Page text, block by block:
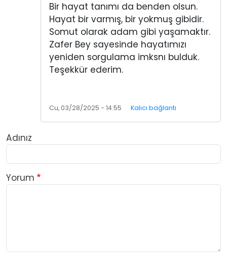
Bir hayat tanımı da benden olsun.
Hayat bir varmış, bir yokmuş gibidir.
Somut olarak adam gibi yaşamaktır.
Zafer Bey sayesinde hayatımızı
yeniden sorgulama imksnı bulduk.
Teşekkür ederim.
Cu, 03/28/2025 - 14:55 Kalıcı bağlantı
Adınız
Yorum